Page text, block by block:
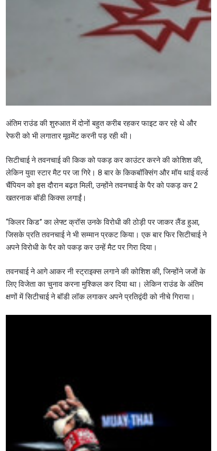
अंतिम राउंड की शुरुआत में दोनों बहुत करीब रहकर फाइट कर रहे थे और
रेफरी को भी लगातार मूवमेंट करनी पड़ रही थी।
सिटीचाई ने तवनचाई की किक को पकड़ कर काउंटर करने की कोशिश की,
लेकिन युवा स्टार मैट पर जा गिरे। 8 बार के किकबॉक्सिंग और मॉय थाई वर्ल्ड
चैंपियन को इस दौरान बढ़त मिली, उन्होंने तवनचाई के पैर को पकड़ कर 2
खतरनाक बॉडी किक्स लगाईं।
“किलर किड” का लेफ्ट क्रॉस उनके विरोधी की ठोड़ी पर जाकर लैंड हुआ,
जिसके प्रति तवनचाई ने भी सम्मान प्रकट किया। एक बार फिर सिटीचाई ने
अपने विरोधी के पैर को पकड़ कर उन्हें मैट पर गिरा दिया।
तवनचाई ने आगे आकर नी स्ट्राइक्स लगाने की कोशिश की, जिन्होंने जजों के
लिए विजेता का चुनाव करना मुश्किल कर दिया था। लेकिन राउंड के अंतिम
क्षणों में सिटीचाई ने बॉडी लॉक लगाकर अपने प्रतिद्वंदी को नीचे गिराया।